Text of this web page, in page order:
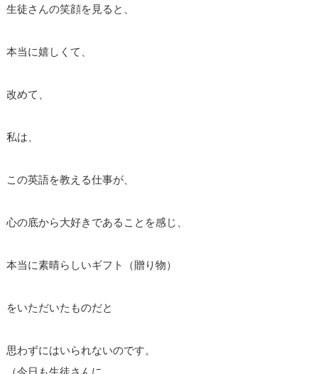
生徒さんの笑顔を見ると、
本当に嬉しくて、
改めて、
私は、
この英語を教える仕事が、
心の底から大好きであることを感じ、
本当に素晴らしいギフト（贈り物）
をいただいたものだと
思わずにはいられないのです。
（今日も生徒さんに